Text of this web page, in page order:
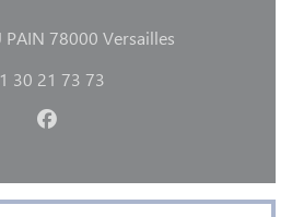
PAIN 78000 Versailles
30 21 73 73
Facebook ((открывается в